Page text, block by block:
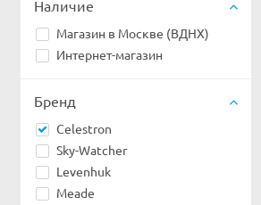
Наличие
Магазин в Москве (ВДНХ)
Интернет-магазин
Бренд
Celestron
Sky-Watcher
Levenhuk
Meade